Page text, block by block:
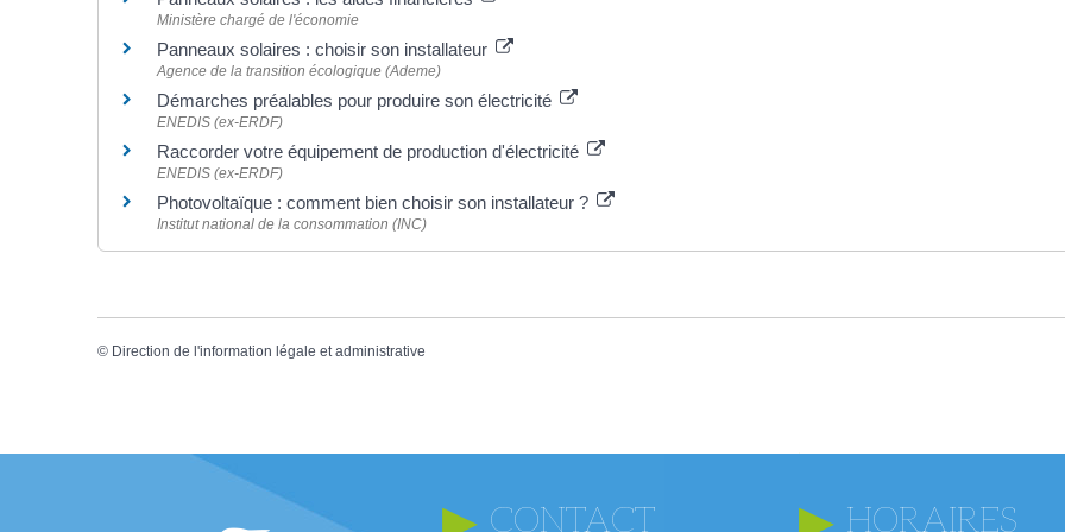
Ministère chargé de l'économie
Panneaux solaires : choisir son installateur
Agence de la transition écologique (Ademe)
Démarches préalables pour produire son électricité
ENEDIS (ex-ERDF)
Raccorder votre équipement de production d'électricité
ENEDIS (ex-ERDF)
Photovoltaïque : comment bien choisir son installateur ?
Institut national de la consommation (INC)
© Direction de l'information légale et administrative
CONTACT HORAIRES